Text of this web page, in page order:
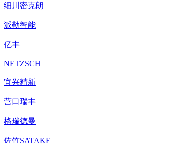
细川密克朗
派勒智能
亿丰
NETZSCH
宜兴精新
营口瑞丰
格瑞德曼
佐竹SATAKE